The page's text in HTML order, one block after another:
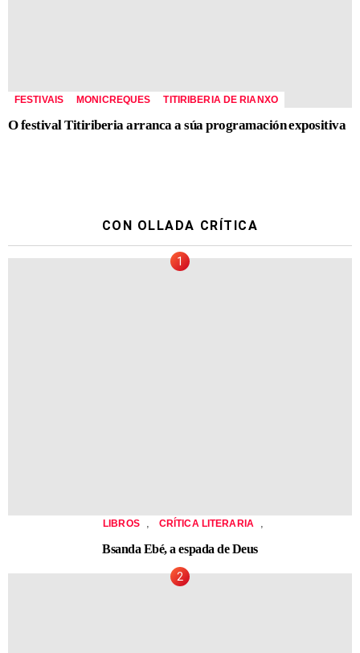
FESTIVAIS MONICREQUES TITIRIBERIA DE RIANXO
O festival Titiriberia arranca a súa programación expositiva
CON OLLADA CRÍTICA
LIBROS CRÍTICA LITERARIA
Bsanda Ebé, a espada de Deus